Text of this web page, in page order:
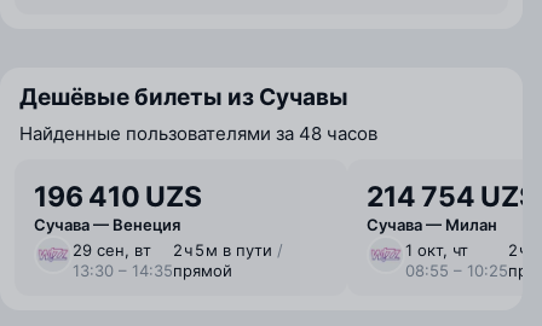
Дешёвые билеты из Сучавы
Найденные пользователями за 48 часов
196 410 UZS
Сучава — Венеция
29 сен, вт
13:30 – 14:35
2 ⁠ч 5 ⁠м в пути /
прямой
214 754 UZS
Сучава — Милан
1 окт, чт
08:55 – 10:25
2 ⁠ч